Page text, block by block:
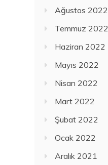
Ağustos 2022
Temmuz 2022
Haziran 2022
Mayıs 2022
Nisan 2022
Mart 2022
Şubat 2022
Ocak 2022
Aralık 2021